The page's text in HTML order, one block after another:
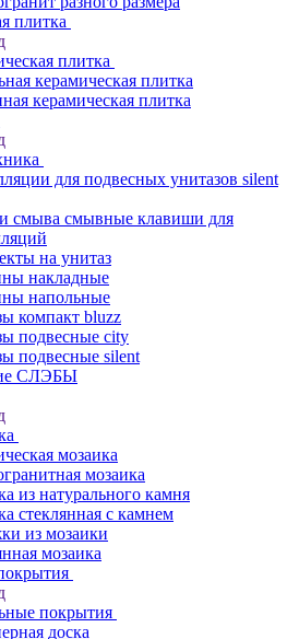
плитка
плитка
керамическая плитка
керамическая плитка
для подвесных унитазов silent
смыва смывные клавиши для
на унитаз
накладные
напольные
компакт bluzz
подвесные city
подвесные silent
СЛЭБЫ
мозаика
мозаика
из натурального камня
стеклянная с камнем
из мозаики
мозаика
покрытия
доска